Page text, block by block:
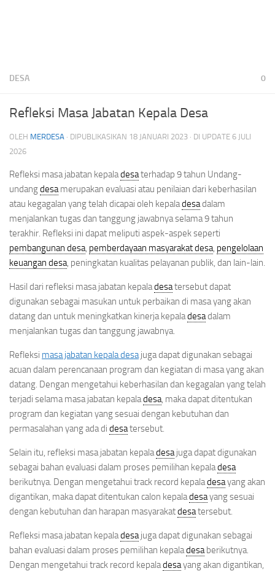
DESA 0
Refleksi Masa Jabatan Kepala Desa
OLEH MERDESA · DIPUBLIKASIKAN 18 JANUARI 2023 · DI UPDATE 6 JULI
2026
Refleksi masa jabatan kepaladesaterhadap 9 tahun Undang-
undangdesamerupakan evaluasi atau penilaian dari keberhasilan
atau kegagalan yang telah dicapai oleh kepaladesadalam
menjalankan tugas dan tanggung jawabnya selama 9 tahun
terakhir. Refleksi ini dapat meliputi aspek-aspek seperti
pembangunan desa, pemberdayaan masyarakat desa, pengelolaan
keuangan desa, peningkatan kualitas pelayanan publik, dan lain-lain.
Hasil dari refleksi masa jabatan kepaladesatersebut dapat
digunakan sebagai masukan untuk perbaikan di masa yang akan
datang dan untuk meningkatkan kinerja kepaladesadalam
menjalankan tugas dan tanggung jawabnya.
Refleksi masa jabatan kepala desajuga dapat digunakan sebagai
acuan dalam perencanaan program dan kegiatan di masa yang akan
datang. Dengan mengetahui keberhasilan dan kegagalan yang telah
terjadi selama masa jabatan kepaladesa, maka dapat ditentukan
program dan kegiatan yang sesuai dengan kebutuhan dan
permasalahan yang ada di desatersebut.
Selain itu, refleksi masa jabatan kepaladesajuga dapat digunakan
sebagai bahan evaluasi dalam proses pemilihan kepaladesa
berikutnya. Dengan mengetahui track record kepaladesayang akan
digantikan, maka dapat ditentukan calon kepaladesayang sesuai
dengan kebutuhan dan harapan masyarakatdesatersebut.
Refleksi masa jabatan kepaladesajuga dapat digunakan sebagai
bahan evaluasi dalam proses pemilihan kepaladesaberikutnya.
Dengan mengetahui track record kepaladesayang akan digantikan,